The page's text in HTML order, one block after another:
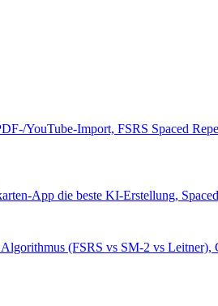
YouTube-Import, FSRS Spaced
App die beste KI-Erstellung,
(FSRS vs SM-2 vs